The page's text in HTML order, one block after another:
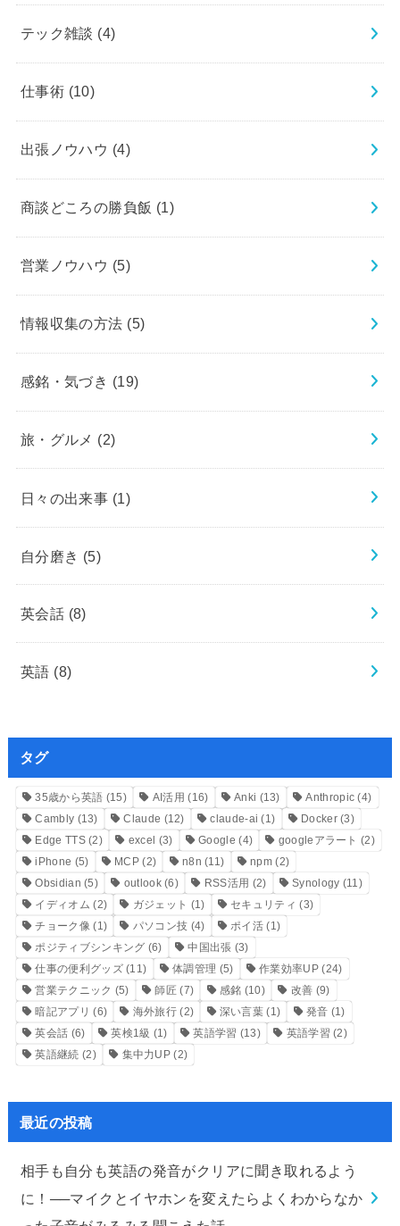
テック雑談 (4)
仕事術 (10)
出張ノウハウ (4)
商談どころの勝負飯 (1)
営業ノウハウ (5)
情報収集の方法 (5)
感銘・気づき (19)
旅・グルメ (2)
日々の出来事 (1)
自分磨き (5)
英会話 (8)
英語 (8)
タグ
35歳から英語 (15) AI活用 (16) Anki (13) Anthropic (4)
Cambly (13) Claude (12) claude-ai (1) Docker(3)
Edge TTS(2) excel (3) Google (4) googleアラート (2)
iPhone (5) MCP (2) n8n (11) npm(2)
Obsidian (5) outlook(6) RSS活用 (2) Synology (11)
イディオム (2) ガジェット (1) セキュリティ (3)
チョーク像(1) パソコン技 (4) ポイ活 (1)
ポジティブシンキング (6) 中国出張 (3)
仕事の便利グッズ(11) 体調管理 (5) 作業効率UP(24)
営業テクニック (5) 師匠 (7) 感銘 (10) 改善 (9)
暗記アプリ (6) 海外旅行 (2) 深い言葉 (1) 発音 (1)
英会話 (6) 英検1級 (1) 英語学習 (13) 英語学習 (2)
英語継続 (2) 集中力UP (2)
最近の投稿
相手も自分も英語の発音がクリアに聞き取れるよう
に！──マイクとイヤホンを変えたらよくわからなか